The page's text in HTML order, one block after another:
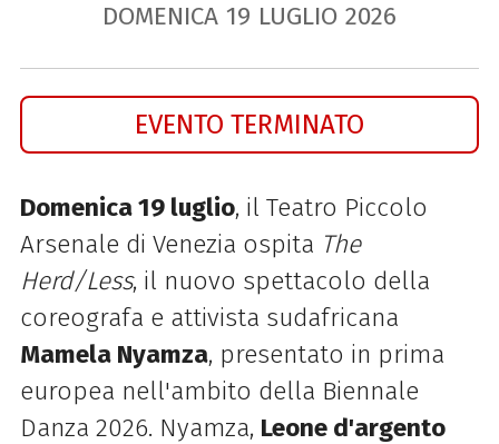
DOMENICA 19 LUGLIO 2026
EVENTO TERMINATO
Domenica 19 luglio, il Teatro Piccolo
Arsenale di Venezia ospita The
Herd/Less, il nuovo spettacolo della
coreografa e attivista sudafricana
Mamela Nyamza, presentato in prima
europea nell'ambito della Biennale
Danza 2026. Nyamza, Leone d'argento